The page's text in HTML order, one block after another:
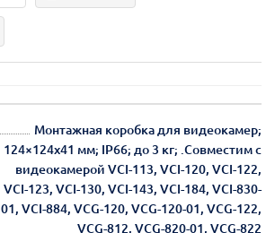
Монтажная коробка для видеокамер;
124×124x41 мм; IP66; до 3 кг; .Совместим с
видеокамерой VCI-113, VCI-120, VCI-122,
VCI-123, VCI-130, VCI-143, VCI-184, VCI-830-
01, VCI-884, VCG-120, VCG-120-01, VCG-122,
VCG-812, VCG-820-01, VCG-822